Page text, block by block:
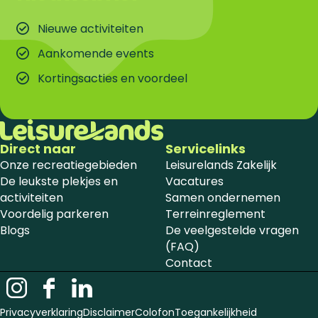
Nieuwe activiteiten
Aankomende events
Kortingsacties en voordeel
Direct naar
Onze recreatiegebieden
De leukste plekjes en
activiteiten
Voordelig parkeren
Blogs
Servicelinks
Leisurelands Zakelijk
Vacatures
Samen ondernemen
Terreinreglement
De veelgestelde vragen
(FAQ)
Contact
I
n
F
a
L
i
PrivacyverklaringDisclaimerColofonToegankelijkheid